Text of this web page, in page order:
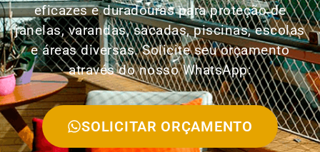
eficazes e duradouras para proteção de
janelas, varandas, sacadas, piscinas, escolas
e áreas diversas. Solicite seu orçamento
através do nosso WhatsApp:
SOLICITAR ORÇAMENTO